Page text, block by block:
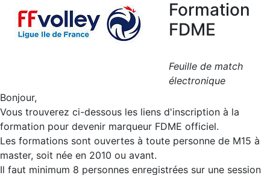
Formation
FDME
Feuille de match
électronique
Bonjour,
Vous trouverez ci-dessous les liens d'inscription à la
formation pour devenir marqueur FDME officiel.
Les formations sont ouvertes à toute personne de M15 à
master, soit née en 2010 ou avant.
Il faut minimum 8 personnes enregistrées sur une session